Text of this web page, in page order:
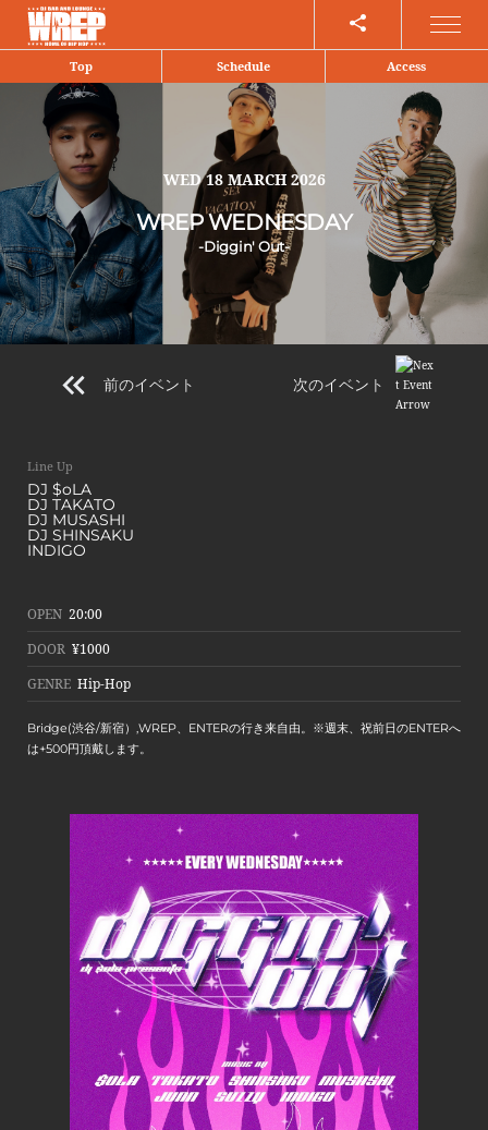
Top Schedule Access
Share
WED 18 MARCH 2026
WREP WEDNESDAY
-Diggin' Out-
前のイベント 次のイベント
Line Up
DJ $oLA
DJ TAKATO
DJ MUSASHI
DJ SHINSAKU
INDIGO
OPEN 20:00
DOOR ¥1000
GENRE Hip-Hop
Bridge(渋谷/新宿）,WREP、ENTERの行き来自由。※週末、祝前日のENTERへ
は+500円頂戴します。